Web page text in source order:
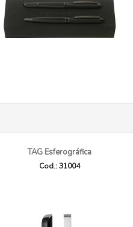
TAG Esferográfica
Cod.: 31004